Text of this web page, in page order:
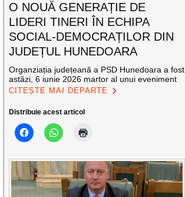
O NOUĂ GENERAȚIE DE
LIDERI TINERI ÎN ECHIPA
SOCIAL-DEMOCRAȚILOR DIN
JUDEȚUL HUNEDOARA
Organziația județeană a PSD Hunedoara a fost
astăzi, 6 iunie 2026 martor al unui eveniment
CITEȘTE MAI DEPARTE
Distribuie acest articol